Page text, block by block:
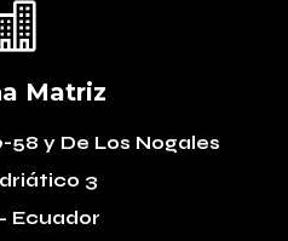
Matriz
58 y De Los Nogales
3
Ecuador